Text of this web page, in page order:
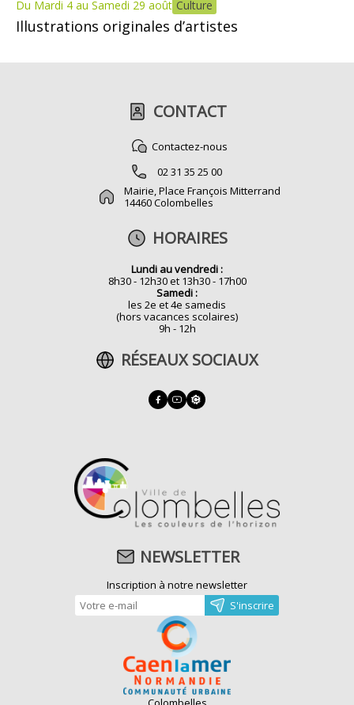
Du Mardi 4 au Samedi 29 août Culture
Illustrations originales d’artistes
CONTACT
Contactez-nous
02 31 35 25 00
Mairie, Place François Mitterrand
14460 Colombelles
HORAIRES
Lundi au vendredi :
8h30 - 12h30 et 13h30 - 17h00
Samedi :
les 2e et 4e samedis
(hors vacances scolaires)
9h - 12h
RÉSEAUX SOCIAUX
NEWSLETTER
Inscription à notre newsletter